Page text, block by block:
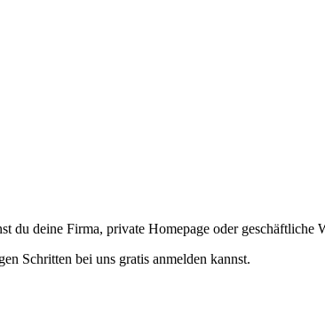
du deine Firma, private Homepage oder
Schritten bei uns gratis anmelden kannst.